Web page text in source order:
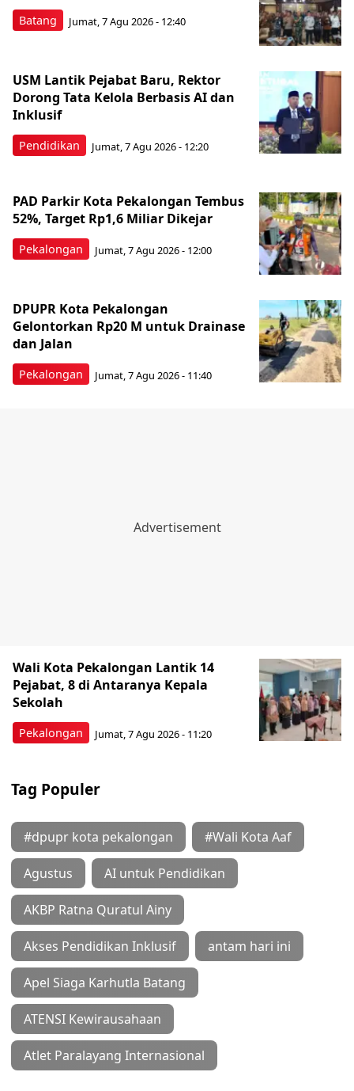
Batang Jumat, 7 Agu 2026 - 12:40
Pendidikan
USM Lantik Pejabat Baru, Rektor
Dorong Tata Kelola Berbasis AI dan
Inklusif
Jumat, 7 Agu 2026 - 12:20
Pekalongan
PAD Parkir Kota Pekalongan Tembus
52%, Target Rp1,6 Miliar Dikejar
Jumat, 7 Agu 2026 - 12:00
Pekalongan
DPUPR Kota Pekalongan
Gelontorkan Rp20 M untuk Drainase
dan Jalan
Jumat, 7 Agu 2026 - 11:40
Pekalongan
Wali Kota Pekalongan Lantik 14
Pejabat, 8 di Antaranya Kepala
Sekolah
Jumat, 7 Agu 2026 - 11:20
Tag Populer
#dpupr kota pekalongan #Wali Kota Aaf
Agustus AI untuk Pendidikan
AKBP Ratna Quratul Ainy
Akses Pendidikan Inklusif antam hari ini
Apel Siaga Karhutla Batang
ATENSI Kewirausahaan
Atlet Paralayang Internasional